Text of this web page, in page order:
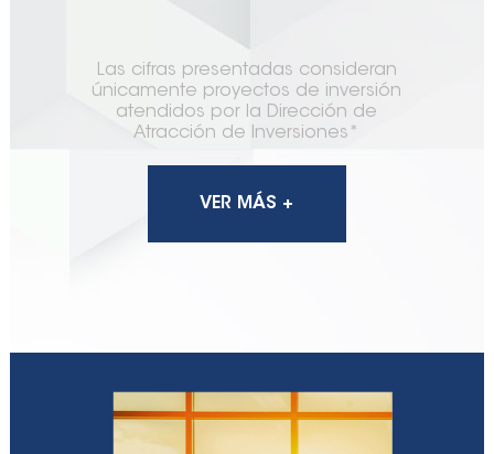
Las cifras presentadas consideran
únicamente proyectos de inversión
atendidos por la Dirección de
Atracción de Inversiones*
VER MÁS +